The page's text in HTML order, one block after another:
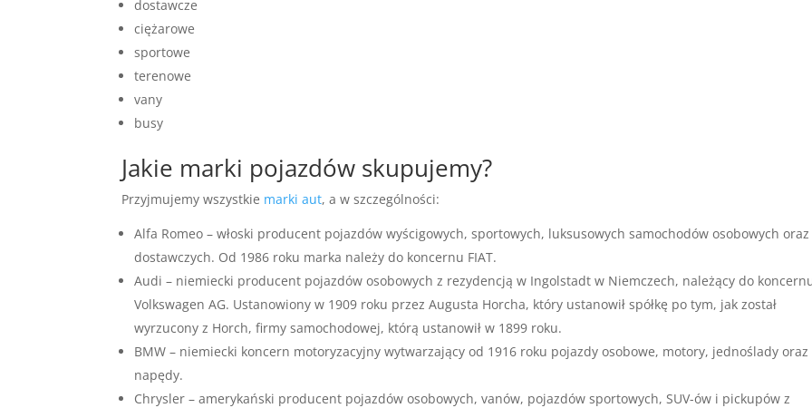
dostawcze
ciężarowe
sportowe
terenowe
vany
busy
Jakie marki pojazdów skupujemy?
Przyjmujemy wszystkie marki aut, a w szczególności:
Alfa Romeo – włoski producent pojazdów wyścigowych, sportowych, luksusowych samochodów osobowych
dostawczych. Od 1986 roku marka należy do koncernu FIAT.
Audi – niemiecki producent pojazdów osobowych z rezydencją w Ingolstadt w Niemczech, należący do
Volkswagen AG. Ustanowiony w 1909 roku przez Augusta Horcha, który ustanowił spółkę po tym, jak został
wyrzucony z Horch, firmy samochodowej, którą ustanowił w 1899 roku.
BMW – niemiecki koncern motoryzacyjny wytwarzający od 1916 roku pojazdy osobowe, motory, jednoślady oraz
napędy.
Chrysler – amerykański producent pojazdów osobowych, vanów, pojazdów sportowych, SUV-ów i pickupów z